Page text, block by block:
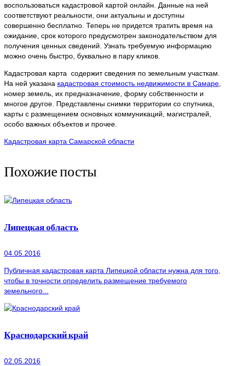
воспользоваться кадастровой картой онлайн. Данные на ней
соответствуют реальности, они актуальны и доступны
совершенно бесплатно. Теперь не придется тратить время на
ожидание, срок которого предусмотрен законодательством для
получения ценных сведений. Узнать требуемую информацию
можно очень быстро, буквально в пару кликов.
Кадастровая карта содержит сведения по земельным участкам.
На ней указана кадастровая стоимость недвижимости в Самаре
номер земель, их предназначение, форму собственности и
многое другое. Представлены снимки территории со спутника,
карты с размещением основных коммуникаций, магистралей,
особо важных объектов и прочее.
Кадастровая карта Самарской области
Похожие посты
Липецкая область
04.05.2016
Публичная кадастровая карта Липецкой области нужна для того,
чтобы в точности определить размещение требуемого
земельного...
Краснодарский край
02.05.2016